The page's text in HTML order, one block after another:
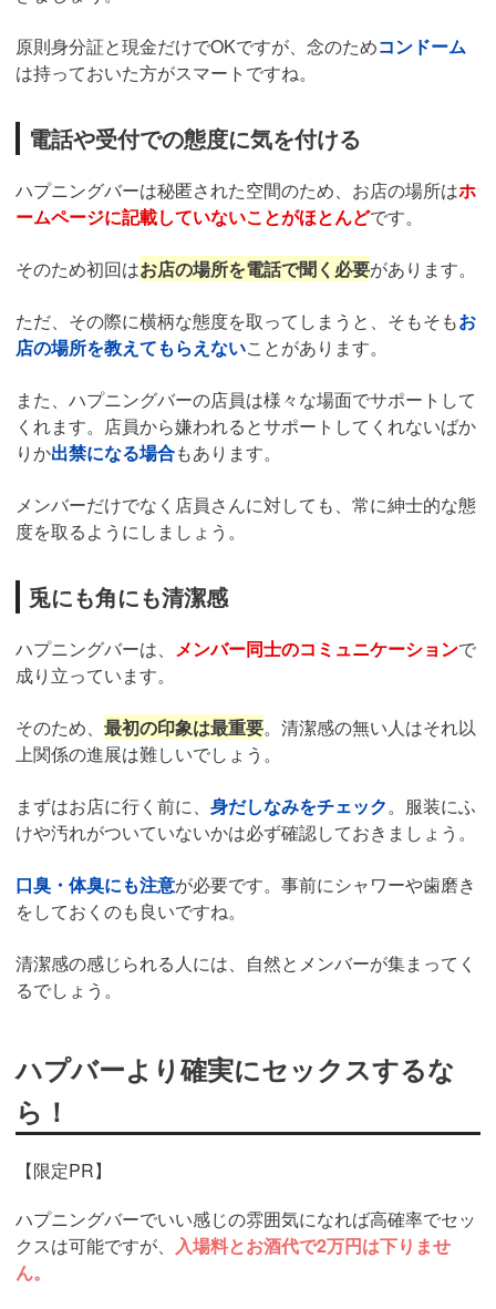
原則身分証と現金だけでOKですが、念のためコンドーム
は持っておいた方がスマートですね。
電話や受付での態度に気を付ける
ハプニングバーは秘匿された空間のため、お店の場所はホ
ームページに記載していないことがほとんどです。
そのため初回はお店の場所を電話で聞く必要があります。
ただ、その際に横柄な態度を取ってしまうと、そもそもお
店の場所を教えてもらえないことがあります。
また、ハプニングバーの店員は様々な場面でサポートして
くれます。店員から嫌われるとサポートしてくれないばか
りか出禁になる場合もあります。
メンバーだけでなく店員さんに対しても、常に紳士的な態
度を取るようにしましょう。
兎にも角にも清潔感
ハプニングバーは、 メンバー同士のコミュニケーションで
成り立っています。
そのため、 最初の印象は最重要。清潔感の無い人はそれ以
上関係の進展は難しいでしょう。
まずはお店に行く前に、 身だしなみをチェック。服装にふ
けや汚れがついていないかは必ず確認しておきましょう。
口臭・体臭にも注意が必要です。事前にシャワーや歯磨き
をしておくのも良いですね。
清潔感の感じられる人には、自然とメンバーが集まってく
るでしょう。
ハプバーより確実にセックスするな
ら！
【限定PR】
ハプニングバーでいい感じの雰囲気になれば高確率でセッ
クスは可能ですが、 入場料とお酒代で2万円は下りませ
ん。